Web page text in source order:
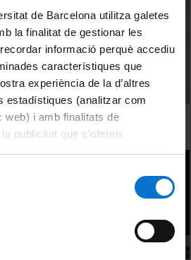
de Barcelona utilitza galetes
la finalitat de gestionar les
informació perquè accediu
característiques que
experiència de la d’altres
estadístiques (analitzar com
web) i amb finalitats de
publicitat que s’ofereix
galetes del lloc web de la